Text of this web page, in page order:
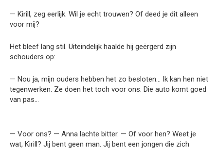
— Kirill, zeg eerlijk. Wil je echt trouwen? Of deed je dit alleen
voor mij?
Het bleef lang stil. Uiteindelijk haalde hij geërgerd zijn
schouders op:
— Nou ja, mijn ouders hebben het zo besloten… Ik kan hen niet
tegenwerken. Ze doen het toch voor ons. Die auto komt goed
van pas…
— Voor ons? — Anna lachte bitter. — Of voor hen? Weet je
wat, Kirill? Jij bent geen man. Jij bent een jongen die zich